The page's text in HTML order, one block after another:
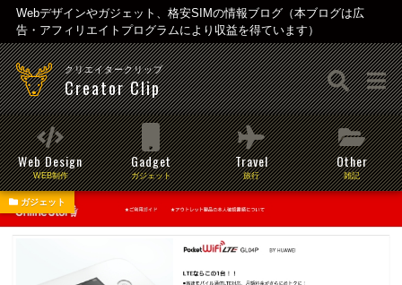
Webデザインやガジェット、格安SIMの情報ブログ（本ブログは広
告・アフィリエイトプログラムにより収益を得ています）
クリエイタークリップ
Creator Clip
Web Design
WEB制作
Gadget
ガジェット
Travel
旅行
Other
雑記
ガジェット